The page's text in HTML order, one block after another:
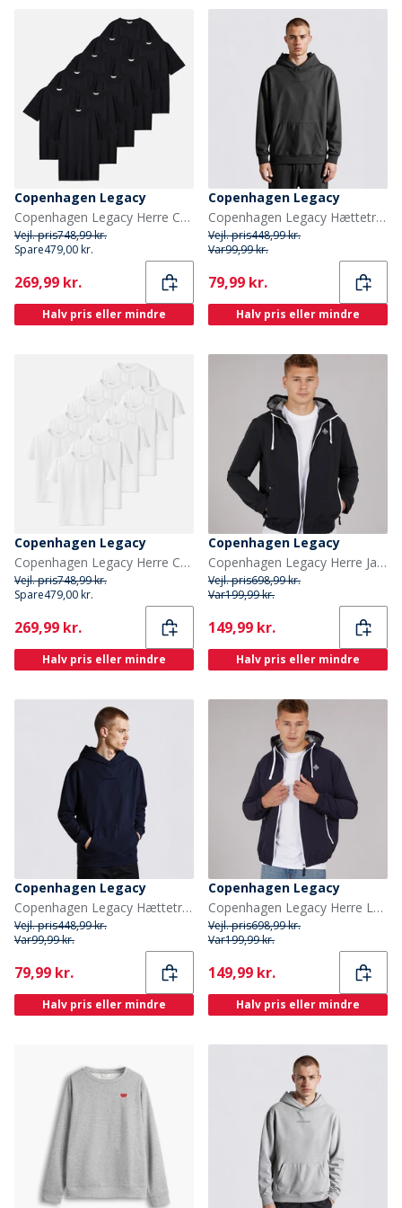
Copenhagen Legacy
Copenhagen Legacy Herre Copehagen Legacy Ti Pak T Shirts Sort
Vejl. pris748,99 kr.
Spare479,00 kr.
Current
269,99 kr.
Halv pris eller mindre
Copenhagen Legacy
Copenhagen Legacy Hættetrøje Antracit
Vejl. pris448,99 kr.
Var99,99 kr.
Current
79,99 kr.
Halv pris eller mindre
Copenhagen Legacy
Copenhagen Legacy Herre Copehagen Legacy Ti Pak T Shirts Hvid
Vejl. pris748,99 kr.
Spare479,00 kr.
Current
269,99 kr.
Halv pris eller mindre
Copenhagen Legacy
Copenhagen Legacy Herre Jakker Sort
Vejl. pris698,99 kr.
Var199,99 kr.
Current
149,99 kr.
Halv pris eller mindre
Copenhagen Legacy
Copenhagen Legacy Hættetrøjer Blå
Vejl. pris448,99 kr.
Var99,99 kr.
Current
79,99 kr.
Halv pris eller mindre
Copenhagen Legacy
Copenhagen Legacy Herre Lette jakker Flade
Vejl. pris698,99 kr.
Var199,99 kr.
Current
149,99 kr.
Halv pris eller mindre